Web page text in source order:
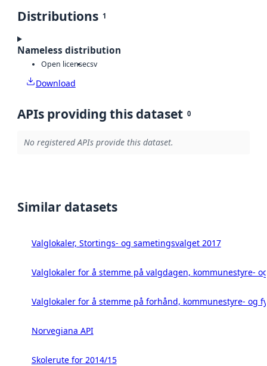
Distributions 1
Nameless distribution
Open licensecsv
Download
APIs providing this dataset 0
No registered APIs provide this dataset.
Similar datasets
Valglokaler, Stortings- og sametingsvalget 2017
Valglokaler for å stemme på valgdagen, kommunestyre-
Valglokaler for å stemme på forhånd, kommunestyre- og
Norvegiana API
Skolerute for 2014/15